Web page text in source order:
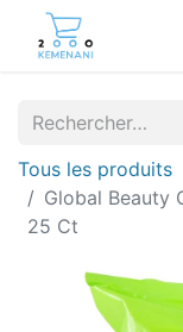
Tous les produits
Global Beauty
25 Ct